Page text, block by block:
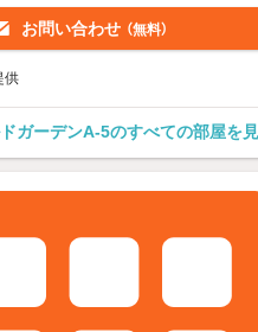
お問い合わせ （無料）
供
ガーデンA-5のすべての部屋を